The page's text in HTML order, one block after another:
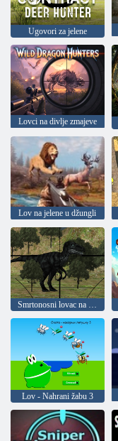
Ugovori za jelene
Lovci na divlje zmajeve
Lov na jelene u džungli
Smrtonosni lovac na dinosaure
Lov - Nahrani žabu 3